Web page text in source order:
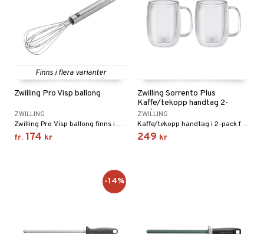
Finns i flera varianter
Zwilling Pro Visp ballong
ZWILLING
Zwilling Pro Visp ballong finns i flera storlekar.
fr. 174 kr
Zwilling Sorrento Plus
Kaffe/tekopp handtag 2-
pack
ZWILLING
Kaffe/tekopp handtag i 2-pack från Zwilling-serien Sorrento Plus.
249 kr
-14%